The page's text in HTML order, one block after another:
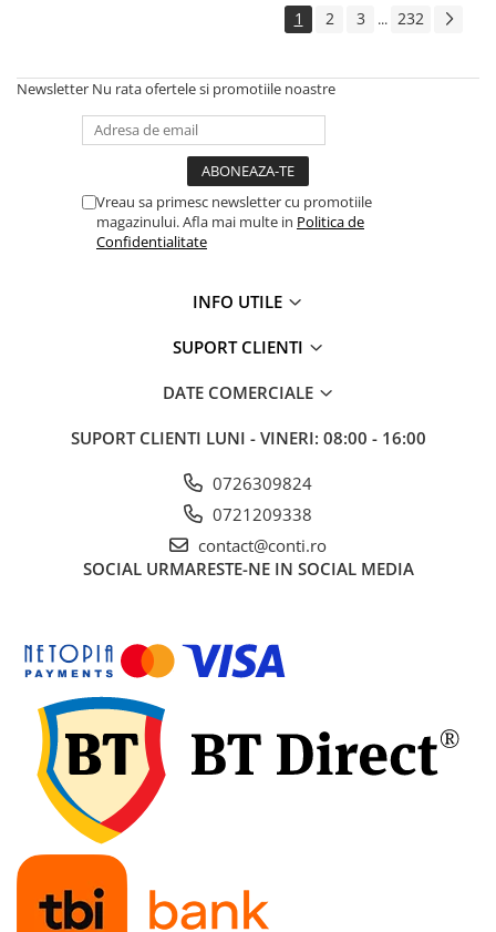
Masini de frezat
Masini de gaurit si insurubat
Masini de insurubat cu impact
Masini de legat fier-beton
Polizoare
Rindele electrice
Accesorii scule electrice
Scule prelucrare placi ceramice
Generatoare de curent
Generatoare de curent continuu
Generatoare insonorizate
Generatoare pentru sudura
Automatizari generatoare
Incarcatoare portabile
Statii de incarcare portabile
Statii de incarcare de mare putere
Baterii LiFePO4 (litiu-fosfat de fier)
1 2 3 ... 232
Newsletter Nu rata ofertele si promotiile noastre
Vreau sa primesc newsletter cu promotiile
magazinului. Afla mai multe in Politica de
Confidentialitate
INFO UTILE
SUPORT CLIENTI
DATE COMERCIALE
SUPORT CLIENTI LUNI - VINERI: 08:00 - 16:00
0726309824
0721209338
contact@conti.ro
SOCIAL URMARESTE-NE IN SOCIAL MEDIA